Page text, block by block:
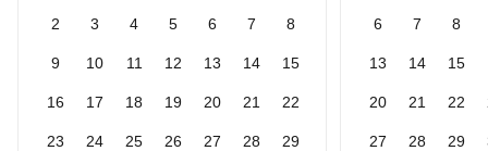
2 3 4 5 6 7 8
9 10 11 12 13 14 15
16 17 18 19 20 21 22
23 24 25 26 27 28 29
6 7 8
13 14 15
20 21 22
27 28 29